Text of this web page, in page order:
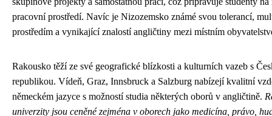
pracovní prostředí. Navíc je Nizozemsko známé svou tolerancí,
prostředím a vynikající znalostí angličtiny mezi místním
Rakousko těží ze své geografické blízkosti a kulturních vazeb s
republikou. Vídeň, Graz, Innsbruck a Salzburg nabízejí kvalitní
německém jazyce s možností studia některých oborů v angličtině.
univerzity jsou ceněné zejména v oborech jako medicína, právo,